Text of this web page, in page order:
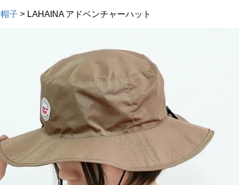
帽子 LAHAINA アドベンチャーハット